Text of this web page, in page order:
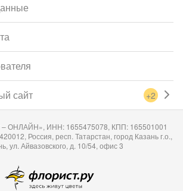
сайт +2
ОНЛАЙН», ИНН: 1655475078, КПП: 165501001
Россия, респ. Татарстан, город Казань г.о.,
ул. Айвазовского, д. 10/54, офис 3